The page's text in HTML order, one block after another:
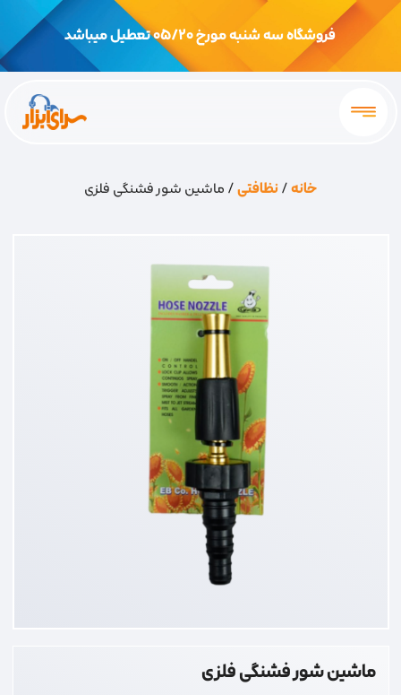
فروشگاه سه شنبه مورخ 05/20 تعطیل میباشد
خانه/نظافتی/ ماشین شور فشنگی فلزی
ماشین شور فشنگی فلزی